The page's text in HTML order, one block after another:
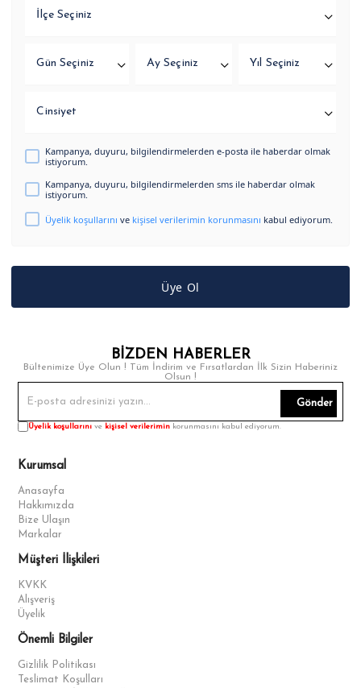
İlçe Seçiniz
Gün Seçiniz Ay Seçiniz Yıl Seçiniz
Cinsiyet
Kampanya, duyuru, bilgilendirmelerden e-posta ile haberdar olmak
istiyorum.
Kampanya, duyuru, bilgilendirmelerden sms ile haberdar olmak
istiyorum.
Üyelik koşullarını ve kişisel verilerimin korunmasını kabul ediyorum.
Üye Ol
BİZDEN HABERLER
Bültenimize Üye Olun ! Tüm İndirim ve Fırsatlardan İlk Sizin Haberiniz
Olsun !
Gönder
Üyelik koşullarını ve kişisel verilerimin korunmasını kabul ediyorum.
Kurumsal
Anasayfa
Hakkımızda
Bize Ulaşın
Markalar
Müşteri İlişkileri
KVKK
Alışveriş
Üyelik
Önemli Bilgiler
Gizlilik Politikası
Teslimat Koşulları